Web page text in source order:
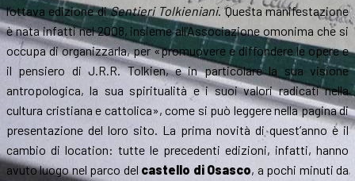
l’ottava edizione diSentieri Tolkieniani. Questa manifestazione
è nata infatti nel 2008, insieme all’Associazione omonima che si
occupa di organizzarla, per «promuovere e diffondere le opere e
il pensiero di J.R.R. Tolkien, e in particolare la sua visione
antropologica, la sua spiritualità e i suoi valori radicati nella
cultura cristiana e cattolica», come si può leggere nella pagina di
presentazione del loro sito. La prima novità di quest’anno è il
cambio di location: tutte le precedenti edizioni, infatti, hanno
avuto luogo nel parco del castello di Osasco, a pochi minuti da